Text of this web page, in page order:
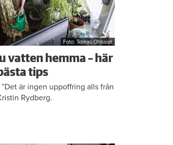
Foto: Tomas Ohlsson
vatten hemma – här
tips
är ingen uppoffring alls från
Rydberg.